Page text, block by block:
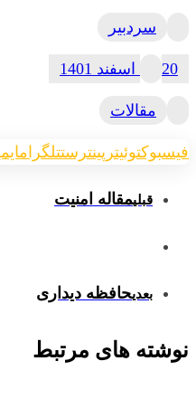
سردبیر
20 اسفند 1401
مقالات
فیسبوکتوئیتر پینترستتلگرام
قبلیمقاله امنیت
بعدیحافظه دیداری
نوشته های مرتبط